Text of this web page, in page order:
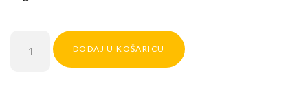
DODAJ U KOŠARICU